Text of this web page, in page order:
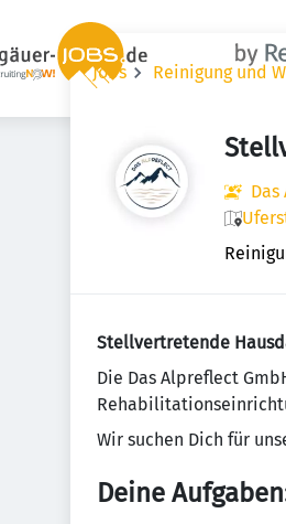
Jobs Reinigung und
Stellvertretende
Die Das Alpreflect
Wir suchen Dich für
Deine